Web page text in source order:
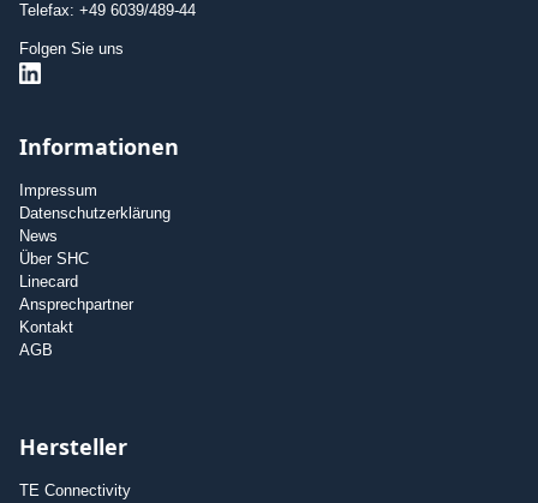
Telefax: +49 6039/489-44
Folgen Sie uns
Informationen
Impressum
Datenschutzerklärung
News
Über SHC
Linecard
Ansprechpartner
Kontakt
AGB
Hersteller
TE Connectivity